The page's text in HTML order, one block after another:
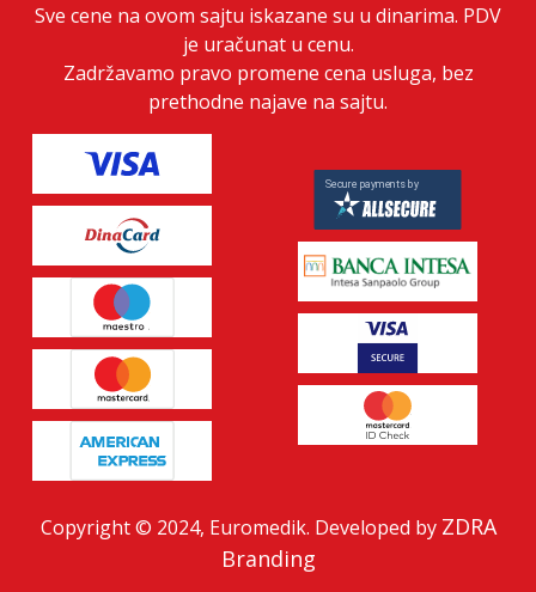
Sve cene na ovom sajtu iskazane su u dinarima. PDV
je uračunat u cenu.
Zadržavamo pravo promene cena usluga, bez
prethodne najave na sajtu.
Copyright © 2024, Euromedik. Developed by ZDRA
Branding